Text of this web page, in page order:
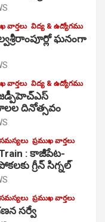
వార్తలు విద్య & ఉద్యోగము
ఘనంగా
వార్తలు విద్య & ఉద్యోగము
జ‌డ్పీహెచ్ఎస్
దినోత్సవం
ప్రముఖ వార్తలు
Train : కాజీపేట-
గ్రీన్ సిగ్నల్
ప్రముఖ వార్తలు
సర్వే